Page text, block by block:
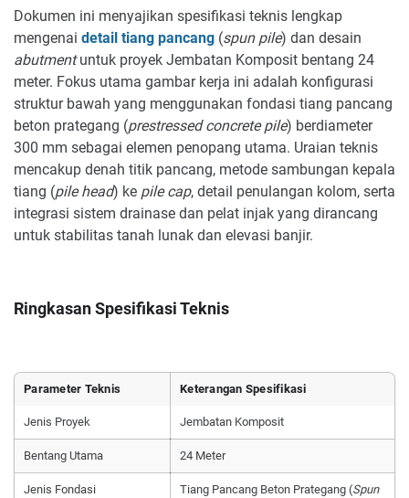
Dokumen ini menyajikan spesifikasi teknis lengkap
mengenai detail tiang pancang (spun pile) dan desain
abutmentuntuk proyek Jembatan Komposit bentang 24
meter. Fokus utama gambar kerja ini adalah konfigurasi
struktur bawah yang menggunakan fondasi tiang pancang
beton prategang (prestressed concrete pile) berdiameter
300 mm sebagai elemen penopang utama. Uraian teknis
mencakup denah titik pancang, metode sambungan kepala
tiang (pile head) ke pile cap, detail penulangan kolom, serta
integrasi sistem drainase dan pelat injak yang dirancang
untuk stabilitas tanah lunak dan elevasi banjir.
Ringkasan Spesifikasi Teknis
Parameter Teknis Keterangan Spesifikasi
Jenis Proyek Jembatan Komposit
Bentang Utama 24 Meter
Jenis Fondasi Tiang Pancang Beton Prategang (Spun